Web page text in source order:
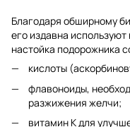
Благодаря обширному
его издавна
настойка подорожника
кислоты
флавоноиды,
разжижения желчи;
витамин К для